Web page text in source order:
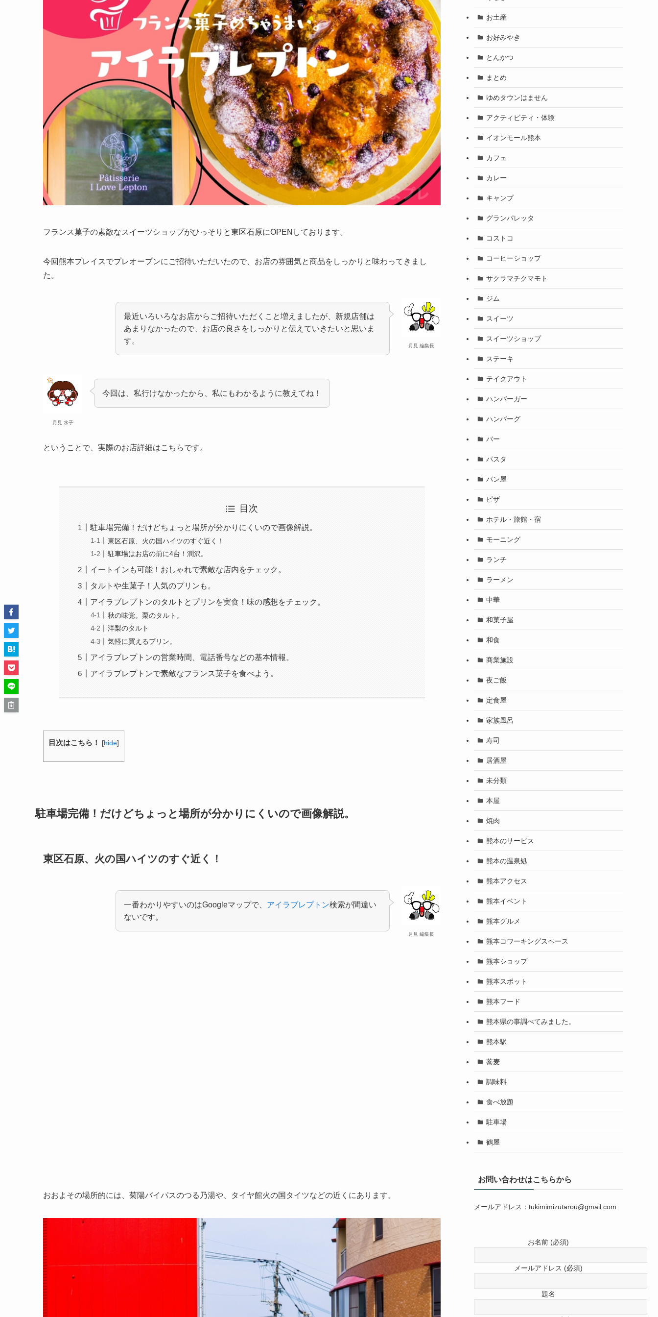
フランス菓子の素敵なスイーツショップがひっそりと東区石原にOPENしております。
今回熊本プレイスでプレオープンにご招待いただいたので、お店の雰囲気と商品をしっかりと味わってきまし
た。
月見 編集長
最近いろいろなお店からご招待いただくこと増えましたが、新規店舗は
あまりなかったので、お店の良さをしっかりと伝えていきたいと思いま
す。
月見 水子
今回は、私行けなかったから、私にもわかるように教えてね！
ということで、実際のお店詳細はこちらです。
目次
駐車場完備！だけどちょっと場所が分かりにくいので画像解説。
東区石原、火の国ハイツのすぐ近く！
駐車場はお店の前に4台！潤沢。
イートインも可能！おしゃれで素敵な店内をチェック。
タルトや生菓子！人気のプリンも。
アイラブレプトンのタルトとプリンを実食！味の感想をチェック。
秋の味覚。栗のタルト。
洋梨のタルト
気軽に買えるプリン。
アイラブレプトンの営業時間、電話番号などの基本情報。
アイラブレプトンで素敵なフランス菓子を食べよう。
目次はこちら！ [hide]
駐車場完備！だけどちょっと場所が分かりにくいので画像解説。
東区石原、火の国ハイツのすぐ近く！
月見 編集長
一番わかりやすいのはGoogleマップで、 アイラブレプトン検索が間違い
ないです。
おおよその場所的には、菊陽バイパスのつる乃湯や、タイヤ館火の国タイツなどの近くにあります。
お土産
お好みやき
とんかつ
まとめ
ゆめタウンはません
アクティビティ・体験
イオンモール熊本
カフェ
カレー
キャンプ
グランパレッタ
コストコ
コーヒーショップ
サクラマチクマモト
ジム
スイーツ
スイーツショップ
ステーキ
テイクアウト
ハンバーガー
ハンバーグ
バー
パスタ
パン屋
ピザ
ホテル・旅館・宿
モーニング
ランチ
ラーメン
中華
和菓子屋
和食
商業施設
夜ご飯
定食屋
家族風呂
寿司
居酒屋
未分類
本屋
焼肉
熊本のサービス
熊本の温泉処
熊本アクセス
熊本イベント
熊本グルメ
熊本コワーキングスペース
熊本ショップ
熊本スポット
熊本フード
熊本県の事調べてみました。
熊本駅
蕎麦
調味料
食べ放題
駐車場
鶴屋
お問い合わせはこちらから
メールアドレス：tukimimizutarou@gmail.com
お名前 (必須)
メールアドレス (必須)
題名